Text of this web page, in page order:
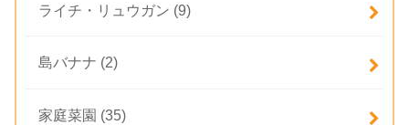
ライチ・リュウガン (9)
島バナナ (2)
家庭菜園 (35)